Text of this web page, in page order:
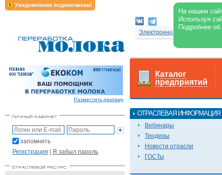
Уведомление подписчикам!
На нашем
Используя
Подробнее
Электронная версия
Разместить рекламу
запомнить
Регистрация | Я забыл пароль
Каталог
предприятий
ОТРАСЛЕВАЯ ИНФОРМАЦИЯ
Вебинары
Тендеры
Новости отрасли
ГОСТы